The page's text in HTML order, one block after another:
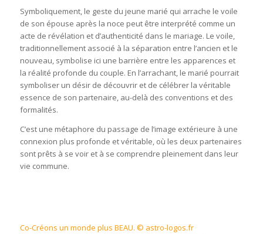
Symboliquement, le geste du jeune marié qui arrache le voile
de son épouse après la noce peut être interprété comme un
acte de révélation et d’authenticité dans le mariage. Le voile,
traditionnellement associé à la séparation entre l’ancien et le
nouveau, symbolise ici une barrière entre les apparences et
la réalité profonde du couple. En l’arrachant, le marié pourrait
symboliser un désir de découvrir et de célébrer la véritable
essence de son partenaire, au-delà des conventions et des
formalités.
C’est une métaphore du passage de l’image extérieure à une
connexion plus profonde et véritable, où les deux partenaires
sont prêts à se voir et à se comprendre pleinement dans leur
vie commune.
Co-Créons un monde plus BEAU. © astro-logos.fr